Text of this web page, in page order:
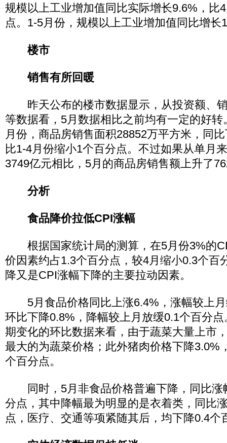
规模以上工业增加值同比实际增长9.6%，比
点。1-5月份，规模以上工业增加值同比增长
楼市
销售有所回暖
昨天公布的楼市数据显示，从投资额、
等数据看，5月数据相比之前均有一定的好
月份，商品房销售面积28852万平方米，同
比1-4月份缩小1个百分点。不过如果从单月
3749亿元相比，5月的商品房销售额上升了
分析
食品降价拉低CPI涨幅
根据国家统计局的测算，在5月份3%的
价因素约占1.3个百分点，较4月缩小0.3个百
降又是CPI涨幅下降的主要拉动因素。
5月食品价格同比上涨6.4%，涨幅较上月
环比下降0.8%，降幅较上月放缓0.1个百分
期变化的环比数据来看，由于蔬菜大量上市
最大的为蔬菜价格；此外猪肉价格下降3.0%
个百分点。
同时，5月非食品价格普遍下降，同比涨
分点，其中降幅最为明显的是衣着类，同比
点，医疗、交通等项紧随其后，均下降0.4个